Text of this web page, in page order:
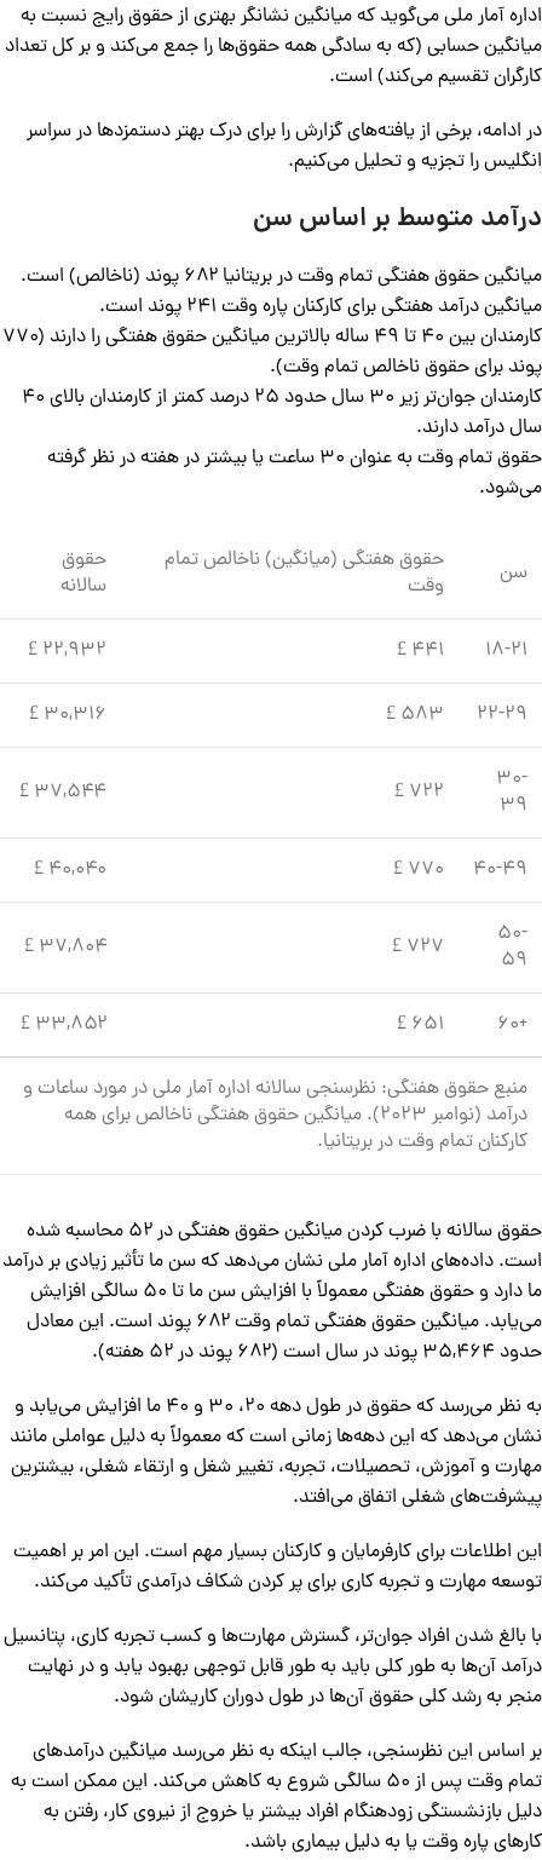
اداره آمار ملی می‌گوید که میانگین نشانگر بهتری از حقوق رایج نسبت به
میانگین حسابی (که به سادگی همه حقوق‌ها را جمع می‌کند و بر کل تعداد
کارگران تقسیم می‌کند) است.
در ادامه، برخی از یافته‌های گزارش را برای درک بهتر دستمزدها در سراسر
انگلیس را تجزیه و تحلیل می‌کنیم.
درآمد متوسط بر اساس سن
میانگین حقوق هفتگی تمام وقت در بریتانیا ۶۸۲ پوند (ناخالص) است.
میانگین درآمد هفتگی برای کارکنان پاره وقت ۲۴۱ پوند است.
کارمندان بین ۴۰ تا ۴۹ ساله بالاترین میانگین حقوق هفتگی را دارند (۷۷۰
پوند برای حقوق ناخالص تمام وقت).
کارمندان جوان‌تر زیر ۳۰ سال حدود ۲۵ درصد کمتر از کارمندان بالای ۴۰
سال درآمد دارند.
حقوق تمام وقت به عنوان ۳۰ ساعت یا بیشتر در هفته در نظر گرفته
می‌شود.
سن
حقوق هفتگی (میانگین) ناخالص تمام
وقت
حقوق
سالانه
18-21
441 £ ۲۲,۹۳۲ £
22-29
583 £ ۳۰,۳۱۶ £
30-
39
722 £ ۳۷,۵۴۴ £
40-49
770 £ ۴۰,۰۴۰ £
50-
59
727 £ ۳۷,۸۰۴ £
+60
651 £ ۳۳,۸۵۲ £
منبع حقوق هفتگی: نظرسنجی سالانه اداره آمار ملی در مورد ساعات و
درآمد (نوامبر ۲۰۲۳). میانگین حقوق هفتگی ناخالص برای همه
کارکنان تمام وقت در بریتانیا.
حقوق سالانه با ضرب کردن میانگین حقوق هفتگی در ۵۲ محاسبه شده
است. داده‌های اداره آمار ملی نشان می‌دهد که سن ما تأثیر زیادی بر درآمد
ما دارد و حقوق هفتگی معمولاً با افزایش سن ما تا ۵۰ سالگی افزایش
می‌یابد. میانگین حقوق هفتگی تمام وقت ۶۸۲ پوند است. این معادل
حدود ۳۵,۴۶۴ پوند در سال است (۶۸۲ پوند در ۵۲ هفته).
به نظر می‌رسد که حقوق در طول دهه ۲۰، ۳۰ و ۴۰ ما افزایش می‌یابد و
نشان می‌دهد که این دهه‌ها زمانی است که معمولاً به دلیل عواملی مانند
مهارت و آموزش، تحصیلات، تجربه، تغییر شغل و ارتقاء شغلی، بیشترین
پیشرفت‌های شغلی اتفاق می‌افتد.
این اطلاعات برای کارفرمایان و کارکنان بسیار مهم است. این امر بر اهمیت
توسعه مهارت و تجربه کاری برای پر کردن شکاف درآمدی تأکید می‌کند.
با بالغ شدن افراد جوان‌تر، گسترش مهارت‌ها و کسب تجربه کاری، پتانسیل
درآمد آن‌ها به طور کلی باید به طور قابل توجهی بهبود یابد و در نهایت
منجر به رشد کلی حقوق آن‌ها در طول دوران کاریشان شود.
بر اساس این نظرسنجی، جالب اینکه به نظر می‌رسد میانگین درآمدهای
تمام وقت پس از ۵۰ سالگی شروع به کاهش می‌کند. این ممکن است به
دلیل بازنشستگی زودهنگام افراد بیشتر یا خروج از نیروی کار، رفتن به
کارهای پاره وقت یا به دلیل بیماری باشد.